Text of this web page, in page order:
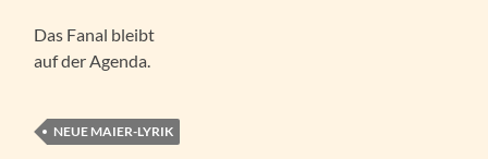
Das Fanal bleibt
auf der Agenda.
NEUE MAIER-LYRIK